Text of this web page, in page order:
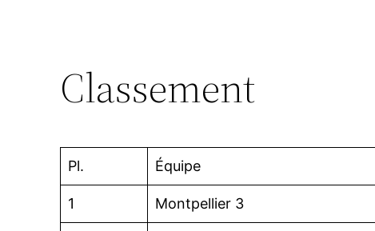
Classement
Pl. Équipe
1 Montpellier 3